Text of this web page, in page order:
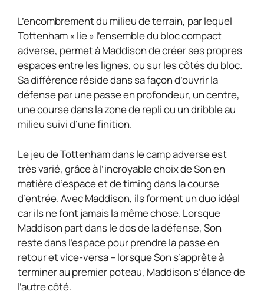
L’encombrement du milieu de terrain, par lequel
Tottenham « lie » l’ensemble du bloc compact
adverse, permet à Maddison de créer ses propres
espaces entre les lignes, ou sur les côtés du bloc.
Sa différence réside dans sa façon d’ouvrir la
défense par une passe en profondeur, un centre,
une course dans la zone de repli ou un dribble au
milieu suivi d’une finition.
Le jeu de Tottenham dans le camp adverse est
très varié, grâce à l’incroyable choix de Son en
matière d’espace et de timing dans la course
d’entrée. Avec Maddison, ils forment un duo idéal
car ils ne font jamais la même chose. Lorsque
Maddison part dans le dos de la défense, Son
reste dans l’espace pour prendre la passe en
retour et vice-versa – lorsque Son s’apprête à
terminer au premier poteau, Maddison s’élance de
l’autre côté.